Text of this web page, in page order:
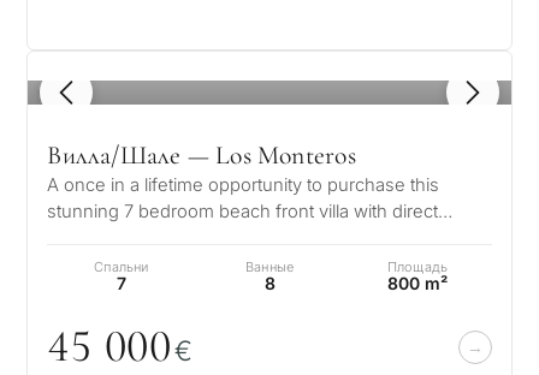
1 / 8
Вилла/Шале — Los Monteros
A once in a lifetime opportunity to purchase this
stunning 7 bedroom beach front villa with direct
Спальни
7
Ванные
8
Площадь
800 m²
45 000€